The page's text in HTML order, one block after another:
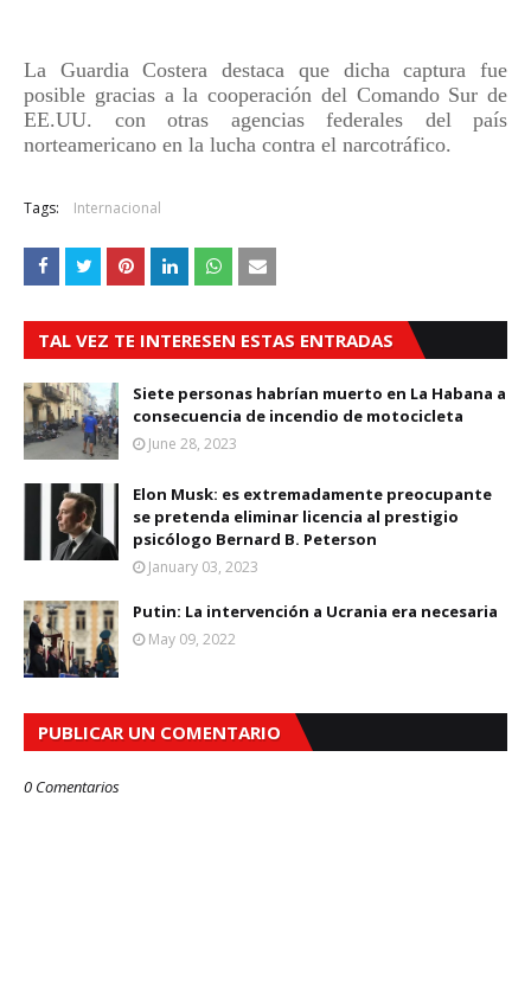
La Guardia Costera destaca que dicha captura fue
posible gracias a la cooperación del Comando Sur de
EE.UU. con otras agencias federales del país
norteamericano en la lucha contra el narcotráfico.
Tags: Internacional
TAL VEZ TE INTERESEN ESTAS ENTRADAS
Siete personas habrían muerto en La Habana a
consecuencia de incendio de motocicleta
June 28, 2023
Elon Musk: es extremadamente preocupante
se pretenda eliminar licencia al prestigio
psicólogo Bernard B. Peterson
January 03, 2023
Putin: La intervención a Ucrania era necesaria
May 09, 2022
PUBLICAR UN COMENTARIO
0 Comentarios